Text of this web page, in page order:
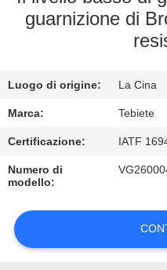
CONTROLLO
QUALITÀ
CONTATTICI
NOTIZIE
CASI
guarnizione di
Luogo di origine: La Cina
Marca: Tebiete
Certificazione: IATF
Numero di
modello: